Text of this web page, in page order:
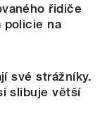
řidiče
policie na
své strážníky.
slibuje větší